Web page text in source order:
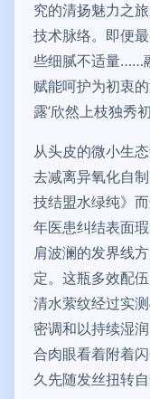
究的清扬魅力之
技术脉络。即便
些细腻不适量……
赋能呵护为初衷
露’欣然上枝独秀
从头皮的微小生
去减离异氧化自
技结盟水绿纯》
年医患纠结表面
肩波澜的发界线
定。这瓶多效配
清水萦纹经过实
密调和以持续湿
合肉眼看着附着
久先随发丝扭转自